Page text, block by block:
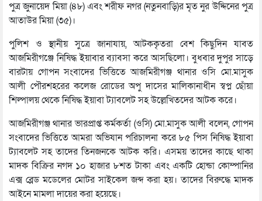
পুত্র জুনায়েদ মিয়া (৪৮) এবং শরীফ নগর (নতুনবাড়ি)র মৃত নুর উদ্দিনের পুত্র
আতাউর মিয়া (৩৫)।
পুলিশ ও স্থানীয় সুত্রে জানাযায়, আটককৃতরা বেশ কিছুদিন যাবত
আজমিরীগঞ্জে নিষিদ্ধ ইয়াবার ব্যাবসা করে আসছিলো। বুধবার দুপুর সাড়ে
বারটায় গোপন সংবাদের ভিত্তিতে আজমিরীগঞ্জ থানার ওসি মো.মাসুক
আলী পৌরশহরের কলেজ রোডের অপু দাসের মালিকানাধীন স্বপ্ন ছোঁয়া
শিল্পালয় থেকে নিষিদ্ধ ইয়াবা ট্যাবলেট সহ উল্লেখিতদের আটক করে।
আজমিরীগঞ্জ থানার ভারপ্রাপ্ত কর্মকর্তা (ওসি) মো.মাসুক আলী বলেন, গোপন
সংবাদের ভিত্তিতে আমরা অভিযান পরিচালনা করে ৮৫ পিস নিষিদ্ধ ইয়াবা
ট্যাবলেট সহ তাদের তিনজনকে আটক করি। এসময় তাদের কাছে থাকা
মাদক বিক্রির নগদ ১০ হাজার ৮শত টাকা এবং একটি হোন্ডা কোম্পানির
এক্স ব্লেড মডেলের মোটর সাইকেল জব্দ করা হয়। তাদের বিরুদ্ধে মাদক
আইনে মামলা দায়ের করা হয়েছে।